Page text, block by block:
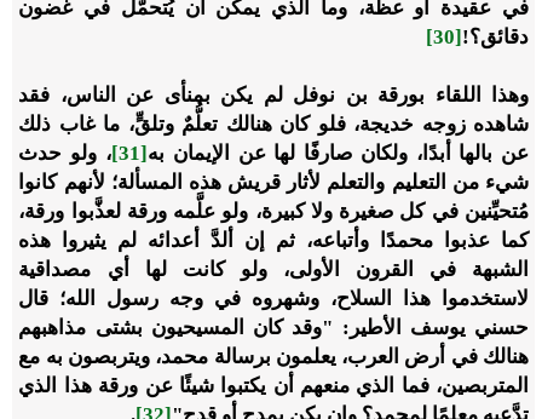
في عقيدة أو عظة، وما الذي يمكن أن يُتحمَّل في غضون
دقائق؟![30]
وهذا اللقاء بورقة بن نوفل لم يكن بمنأى عن الناس، فقد
شاهده زوجه خديجة، فلو كان هنالك تعلُّمٌ وتلقٍّ، ما غاب ذلك
عن بالها أبدًا، ولكان صارفًا لها عن الإيمان به[31]
، ولو حدث
شيء من التعليم والتعلم لأثار قريش هذه المسألة؛ لأنهم كانوا
مُتحيِّنين في كل صغيرة ولا كبيرة، ولو علَّمه ورقة لعذَّبوا ورقة،
كما عذبوا محمدًا وأتباعه، ثم إن ألدَّ أعدائه لم يثيروا هذه
الشبهة في القرون الأولى، ولو كانت لها أي مصداقية
لاستخدموا هذا السلاح، وشهروه في وجه رسول الله؛ قال
حسني يوسف الأطير: "وقد كان المسيحيون بشتى مذاهبهم
هنالك في أرض العرب، يعلمون برسالة محمد، ويتربصون به مع
المتربصين، فما الذي منعهم أن يكتبوا شيئًا عن ورقة هذا الذي